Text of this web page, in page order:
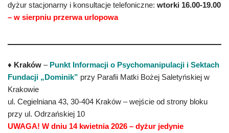
dyżur stacjonarny i konsultacje telefoniczne: wtorki 16.00-19.00
– w sierpniu przerwa urlopowa
♦ Kraków – Punkt Informacji o Psychomanipulacji i Sektach
Fundacji „Dominik” przy Parafii Matki Bożej Saletyńskiej w
Krakowie
ul. Cegielniana 43, 30-404 Kraków – wejście od strony bloku
przy ul. Odrzańskiej 10
UWAGA! W dniu 14 kwietnia 2026 – dyżur jedynie